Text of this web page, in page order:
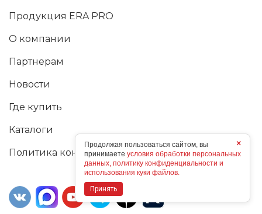
Продукция ERA PRO
О компании
Партнерам
Новости
Где купить
Каталоги
Политика конфиденциальности
×
Продолжая пользоваться сайтом, вы
принимаете условия обработки персональных
данных, политику конфиденциальности и
использования куки файлов.
Принять